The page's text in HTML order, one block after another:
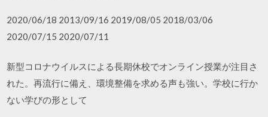
2020/06/18 2013/09/16 2019/08/05 2018/03/06
2020/07/15 2020/07/11
新型コロナウイルスによる長期休校でオンライン授業が注目さ
れた。再流行に備え、環境整備を求める声も強い。学校に行か
ない学びの形として